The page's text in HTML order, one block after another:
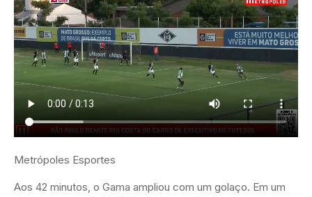
Metrópoles Esportes
Aos 42 minutos, o Gama ampliou com um golaço. Em um